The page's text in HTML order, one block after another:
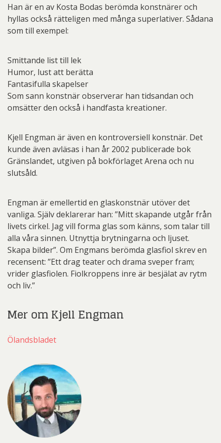
Han är en av Kosta Bodas berömda konstnärer och
hyllas också rätteligen med många superlativer. Sådana
som till exempel:
Smittande list till lek
Humor, lust att berätta
Fantasifulla skapelser
Som sann konstnär observerar han tidsandan och
omsätter den också i handfasta kreationer.
Kjell Engman är även en kontroversiell konstnär. Det
kunde även avläsas i han år 2002 publicerade bok
Gränslandet, utgiven på bokförlaget Arena och nu
slutsåld.
Engman är emellertid en glaskonstnär utöver det
vanliga. Själv deklarerar han: ”Mitt skapande utgår från
livets cirkel. Jag vill forma glas som känns, som talar till
alla våra sinnen. Utnyttja brytningarna och ljuset.
Skapa bilder”. Om Engmans berömda glasfiol skrev en
recensent: ”Ett drag teater och drama sveper fram;
vrider glasfiolen. Fiolkroppens inre är besjälat av rytm
och liv.”
Mer om Kjell Engman
Ölandsbladet